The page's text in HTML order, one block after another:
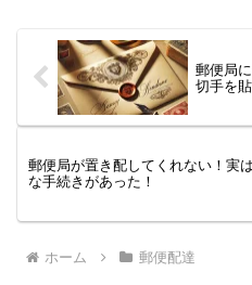
郵便局
切手を
郵便局が置き配してくれない！実
な手続きがあった！
ホーム 郵便配達